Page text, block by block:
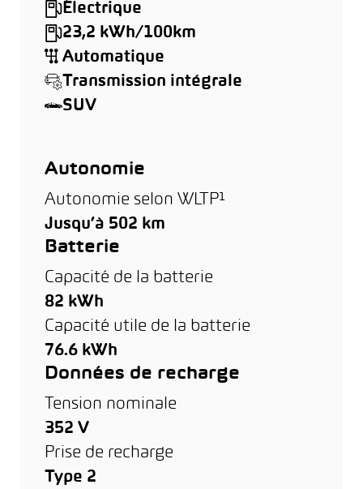
Électrique
23,2 kWh/100km
Automatique
Transmission intégrale
SUV
Autonomie
Autonomie selon WLTP¹
Jusqu’à 502 km
Batterie
Capacité de la batterie
82 kWh
Capacité utile de la batterie
76.6 kWh
Données de recharge
Tension nominale
352 V
Prise de recharge
Type 2